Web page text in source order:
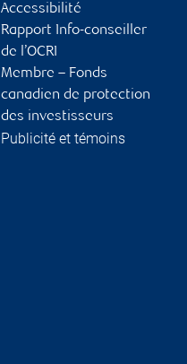
Accessibilité
Rapport Info-conseiller
de l’OCRI
Membre – Fonds
canadien de protection
des investisseurs
Publicité et témoins